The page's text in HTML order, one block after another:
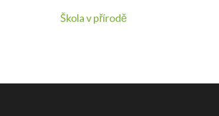
Navigace
Škola v přírodě